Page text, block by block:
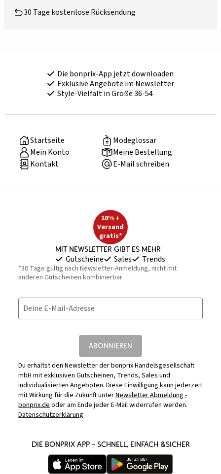
30 Tage kostenlose Rücksendung
Die bonprix-App jetzt downloaden
Exklusive Angebote im Newsletter
Style-Vielfalt in Größe 36-54
Startseite
Modeglossar
Mein Konto
Meine Bestellung
Kontakt
E-Mail schreiben
10% +
Versand
gratis*
Mit Newsletter gibt es mehr
Gutscheine Sales Trends
*30 Tage gültig nach Newsletter-Anmeldung, nicht mit
anderen Gutscheinen kombinierbar
Deine E-Mail-Adresse
ABONNIEREN
Du erhältst den Newsletter der bonprix Handelsgesellschaft
mbH mit exklusiven Gutscheinen, Trends, Sales und
individualisierten Angeboten. Diese Einwilligung kann jederzeit
mit Wirkung für die Zukunft unterNewsletter Abmeldung -
bonprix.deoder am Ende jeder E-Mail widerrufen werden.
Datenschutzerklärung
DIE BONPRIX APP – SCHNELL, EINFACH &SICHER